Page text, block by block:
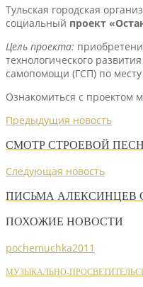
Тульская городская
социальный проект
Цель проекта:
технологического
самопомощи (ГСП) по месту
Ознакомиться с проектом
Предыдущия новость
СМОТР СТРОЕВОЙ
Следующая новость
ПИСЬМА АЛЕКСИНЦЕВ
ПОХОЖИЕ НОВОСТИ
pochemuchka2011
МУЗЫКАЛЬНО-